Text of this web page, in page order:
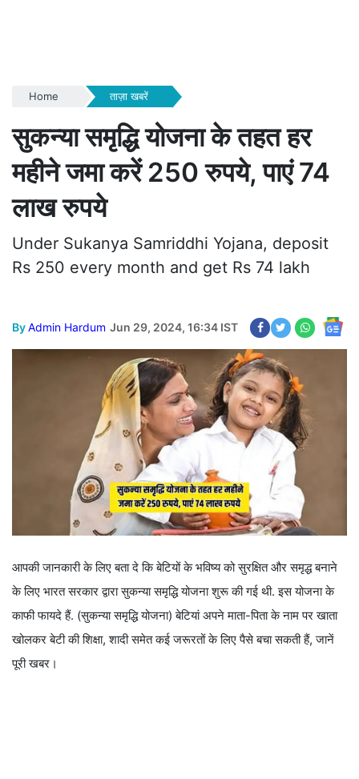
Home ताज़ा खबरें
सुकन्या समृद्धि योजना के तहत हर
महीने जमा करें 250 रुपये, पाएं 74
लाख रुपये
Under Sukanya Samriddhi Yojana, deposit
Rs 250 every month and get Rs 74 lakh
ByAdmin Hardum Jun 29, 2024, 16:34 IST
आपकी जानकारी के लिए बता दे कि बेटियों के भविष्य को सुरक्षित और समृद्ध बनाने
के लिए भारत सरकार द्वारा सुकन्या समृद्धि योजना शुरू की गई थी. इस योजना के
काफी फायदे हैं. (सुकन्या समृद्धि योजना) बेटियां अपने माता-पिता के नाम पर खाता
खोलकर बेटी की शिक्षा, शादी समेत कई जरूरतों के लिए पैसे बचा सकती हैं, जानें
पूरी खबर।